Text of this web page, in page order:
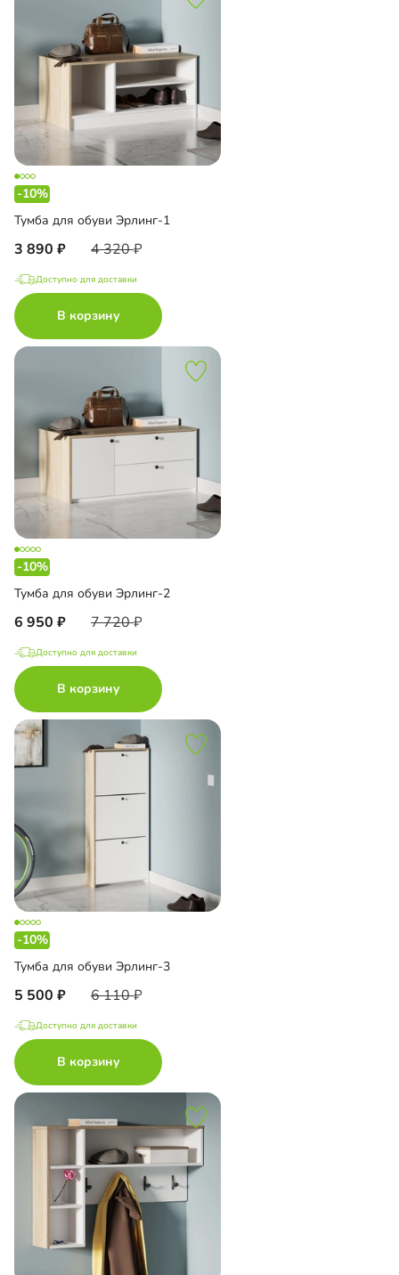
-10%
Тумба для обуви Эрлинг-1
3 890 4 320
Доступно для доставки
В корзину
-10%
Тумба для обуви Эрлинг-2
6 950 7 720
Доступно для доставки
В корзину
-10%
Тумба для обуви Эрлинг-3
5 500 6 110
Доступно для доставки
В корзину